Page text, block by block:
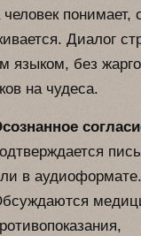
человек понимает,
Диалог
языком, без
на чудеса.
в аудиоформате.